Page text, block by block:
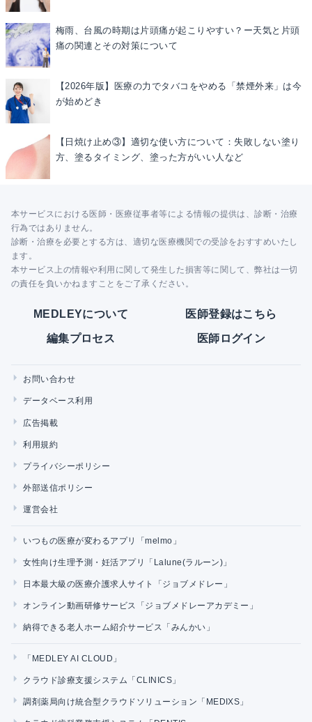
梅雨、台風の時期は片頭痛が起こりやすい？ー天気と片頭
痛の関連とその対策について
【2026年版】医療の力でタバコをやめる「禁煙外来」は今
が始めどき
【日焼け止め③】適切な使い方について：失敗しない塗り
方、塗るタイミング、塗った方がいい人など
本サービスにおける医師・医療従事者等による情報の提供は、診断・治療
行為ではありません。
診断・治療を必要とする方は、適切な医療機関での受診をおすすめいたし
ます。
本サービス上の情報や利用に関して発生した損害等に関して、弊社は一切
の責任を負いかねますことをご了承ください。
MEDLEYについて 医師登録はこちら
編集プロセス 医師ログイン
お問い合わせ
データベース利用
広告掲載
利用規約
プライバシーポリシー
外部送信ポリシー
運営会社
いつもの医療が変わるアプリ「melmo」
女性向け生理予測・妊活アプリ「Lalune(ラルーン)」
日本最大級の医療介護求人サイト「ジョブメドレー」
オンライン動画研修サービス「ジョブメドレーアカデミー」
納得できる老人ホーム紹介サービス「みんかい」
「MEDLEY AI CLOUD」
クラウド診療支援システム「CLINICS」
調剤薬局向け統合型クラウドソリューション「MEDIXS」